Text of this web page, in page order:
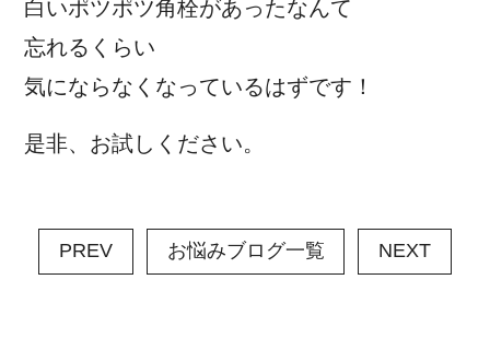
白いポツポツ角栓があったなんて
忘れるくらい
気にならなくなっているはずです！
是非、お試しください。
PREV お悩みブログ一覧 NEXT